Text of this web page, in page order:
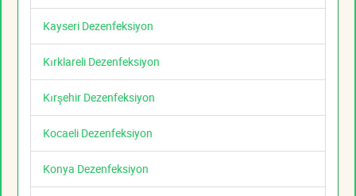
Kayseri Dezenfeksiyon
Kırklareli Dezenfeksiyon
Kırşehir Dezenfeksiyon
Kocaeli Dezenfeksiyon
Konya Dezenfeksiyon